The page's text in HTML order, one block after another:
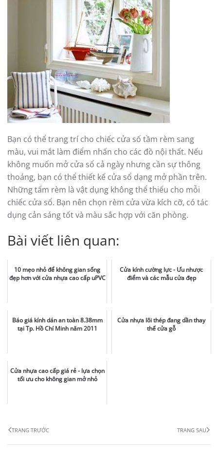
Bạn có thể trang trí cho chiếc cửa số tầm rèm sang
màu, vui mắt làm điểm nhấn cho các đồ nội thất. Nếu
không muốn mở cửa sổ cả ngày nhưng cần sự thông
thoáng, bạn có thể thiết kế cửa sổ dạng mở phần trên.
Những tấm rèm là vật dụng không thể thiếu cho mỗi
chiếc cửa sổ. Bạn nên chọn rèm cửa vừa kích cỡ, có tác
dụng cản sáng tốt và màu sắc hợp với căn phòng.
Bài viết liên quan:
10 mẹo nhỏ để không gian sống
đẹp hơn với cửa nhựa cao cấp uPVC
Cửa kính cường lực - Ưu nhược
điểm và các mẫu cửa đẹp
Báo giá kính dán an toàn 8.38mm
tại Tp. Hồ Chí Minh năm 2011
Cửa nhựa lõi thép đang dần thay
thế cửa gỗ
Cửa nhựa cao cấp giá rẻ - lựa chọn
tối ưu cho không gian mở nhỏ
TRANG TRƯỚC TRANG SAU